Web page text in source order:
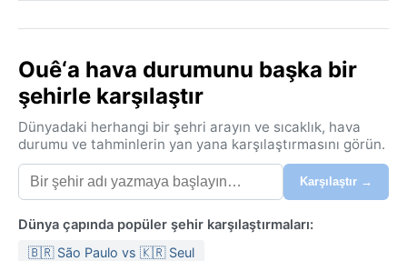
Ouê‘a hava durumunu başka bir
şehirle karşılaştır
Dünyadaki herhangi bir şehri arayın ve sıcaklık, hava
durumu ve tahminlerin yan yana karşılaştırmasını görün.
Karşılaştır →
Dünya çapında popüler şehir karşılaştırmaları:
🇧🇷 São Paulo vs 🇰🇷 Seul